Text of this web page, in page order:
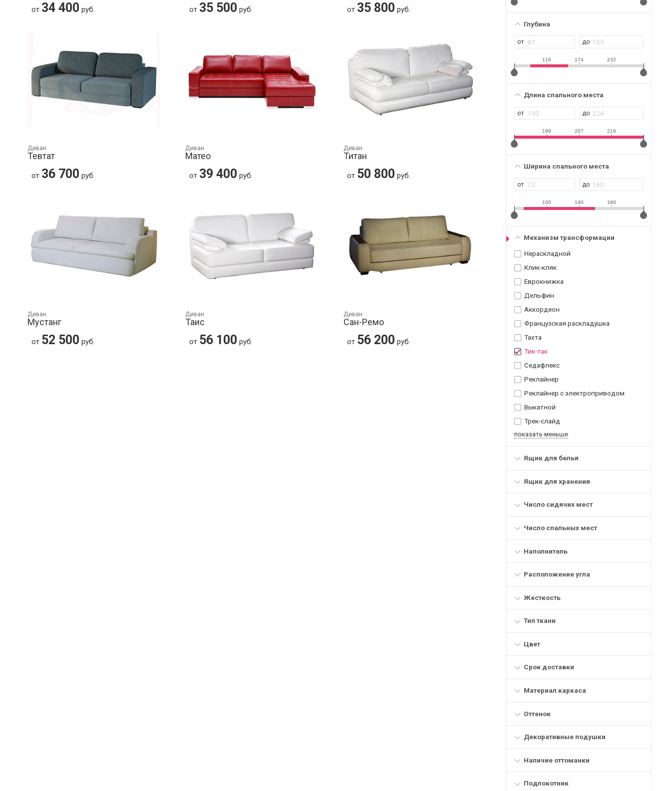
Глубина
116 174 232
Длина спального места
199 207 216
Ширина спального места
100 140 180
Механизм трансформации
Нераскладной
Клик-кляк
Еврокнижка
Дельфин
Аккордеон
Французская раскладушка
Тахта
Тик-так
Седафлекс
Реклайнер
Реклайнер с электроприводом
Выкатной
Трек-слайд
показать меньше
Ящик для белья
Ящик для хранения
Число сидячих мест
Число спальных мест
Наполнитель
Расположение угла
Жесткость
Тип ткани
Цвет
Срок доставки
Материал каркаса
Оттенок
Декоративные подушки
Наличие оттоманки
Подлокотник
от 34 400 руб. от 35 500 руб. от 35 800 руб.
Диван
Тевтат
от 36 700 руб.
Диван
Матео
от 39 400 руб.
Диван
Титан
от 50 800 руб.
Диван
Мустанг
от 52 500 руб.
Диван
Таис
от 56 100 руб.
Диван
Сан-Ремо
от 56 200 руб.